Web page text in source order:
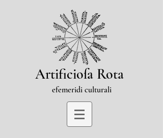
Artificioſa Rota
efemeridi culturali